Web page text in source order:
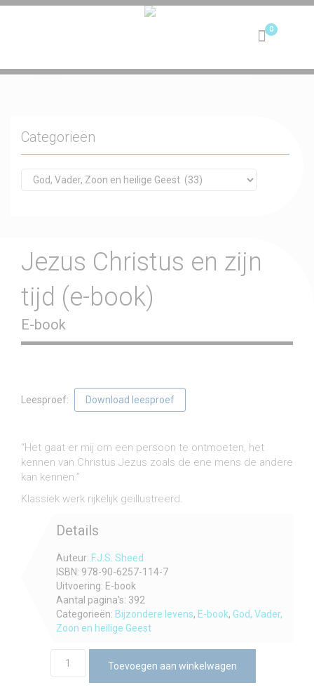
Categorieën
Jezus Christus en zijn
tijd (e-book)
E-book
Leesproef: Download leesproef
“Het gaat er mij om een persoon te ontmoeten, het
kennen van Christus Jezus zoals de ene mens de andere
kan kennen.”
Klassiek werk rijkelijk geïllustreerd.
Details
Auteur: F.J.S. Sheed
ISBN: 978-90-6257-114-7
Uitvoering: E-book
Aantal pagina's: 392
Categorieën: Bijzondere levens, E-book, God, Vader,
Zoon en heilige Geest
Christus
Toevoegen aan winkelwagen